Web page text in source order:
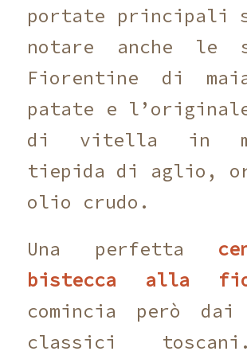
portate principali
notare anche le
Fiorentine di
patate e
di vitella in
tiepida di aglio,
olio crudo.
Una perfetta
bistecca alla
comincia però dai
classici toscani.